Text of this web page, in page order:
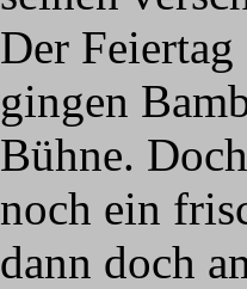
Der
gingen
Bühne.
noch ein
dann doch